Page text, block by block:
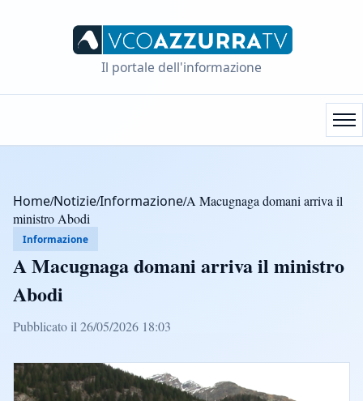
Il portale dell'informazione
Home/Notizie/Informazione/A Macugnaga domani arriva il
ministro Abodi
Informazione
A Macugnaga domani arriva il ministro
Abodi
Pubblicato il 26/05/2026 18:03